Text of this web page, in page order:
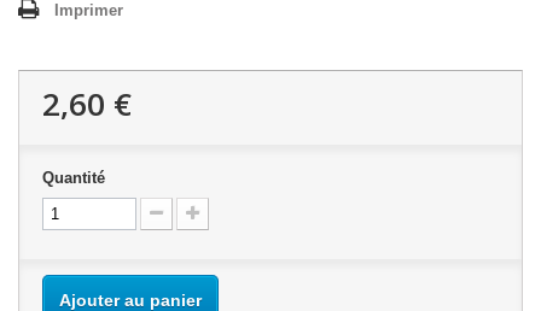
Imprimer
2,60 €
Quantité
Ajouter au panier